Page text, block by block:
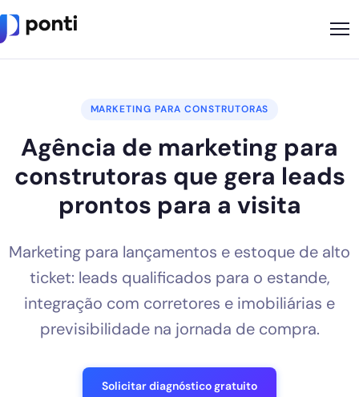
Soluções
Cases
Nossos Apps
Ponti Indica
Founder
MARKETING PARA CONSTRUTORAS
Agência de marketing para
construtoras que gera leads
prontos para a visita
Marketing para lançamentos e estoque de alto
ticket: leads qualificados para o estande,
integração com corretores e imobiliárias e
previsibilidade na jornada de compra.
Solicitar diagnóstico gratuito